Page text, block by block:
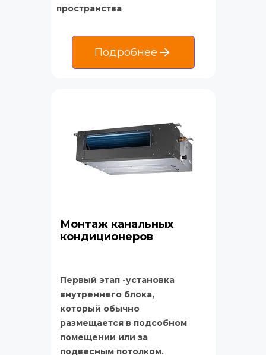
пространства
Монтаж канальных
кондиционеров
Первый этап -установка
внутреннего блока,
который обычно
размещается в подсобном
помещении или за
подвесным потолком.
Подробнее